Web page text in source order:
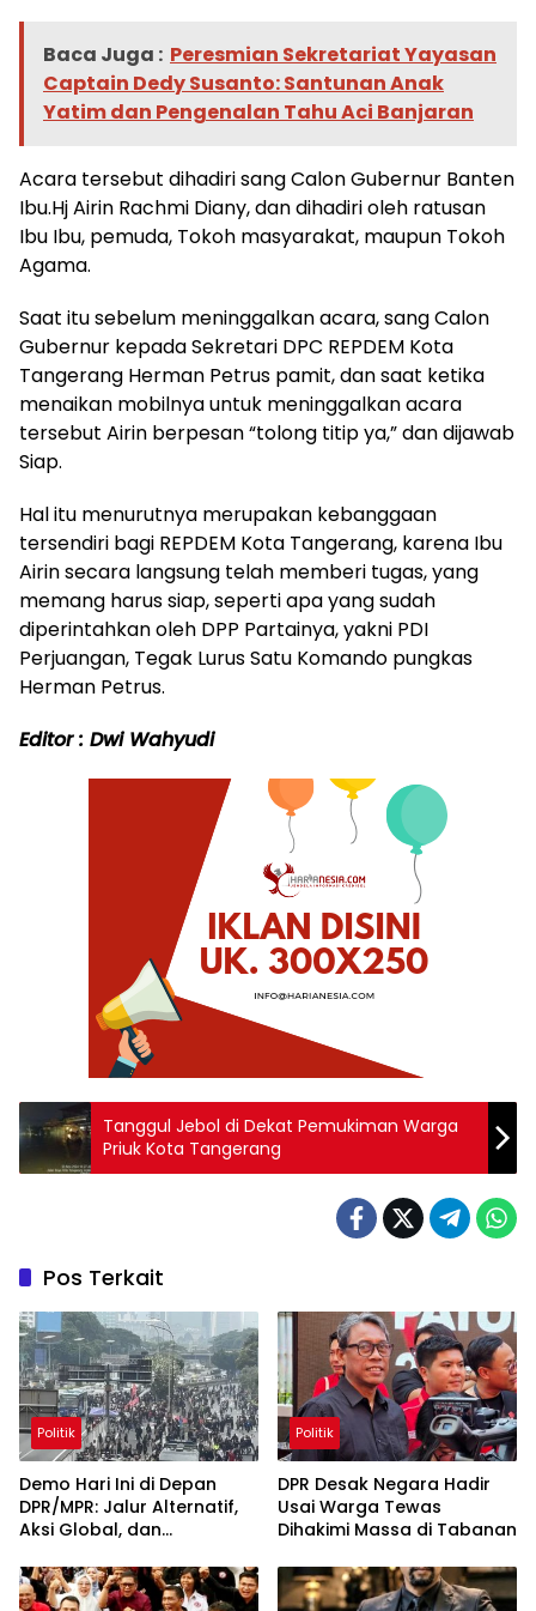
Baca Juga : Peresmian Sekretariat Yayasan
Captain Dedy Susanto: Santunan Anak
Yatim dan Pengenalan Tahu Aci Banjaran
Acara tersebut dihadiri sang Calon Gubernur Banten
Ibu.Hj Airin Rachmi Diany, dan dihadiri oleh ratusan
Ibu Ibu, pemuda, Tokoh masyarakat, maupun Tokoh
Agama.
Saat itu sebelum meninggalkan acara, sang Calon
Gubernur kepada Sekretari DPC REPDEM Kota
Tangerang Herman Petrus pamit, dan saat ketika
menaikan mobilnya untuk meninggalkan acara
tersebut Airin berpesan “tolong titip ya,” dan dijawab
Siap.
Hal itu menurutnya merupakan kebanggaan
tersendiri bagi REPDEM Kota Tangerang, karena Ibu
Airin secara langsung telah memberi tugas, yang
memang harus siap, seperti apa yang sudah
diperintahkan oleh DPP Partainya, yakni PDI
Perjuangan, Tegak Lurus Satu Komando pungkas
Herman Petrus.
Editor : Dwi Wahyudi
Tanggul Jebol di Dekat Pemukiman Warga
Priuk Kota Tangerang
Pos Terkait
Politik
Demo Hari Ini di Depan
DPR/MPR: Jalur Alternatif,
Aksi Global, dan
Agustus 2026
Politik
DPR Desak Negara Hadir
Usai Warga Tewas
Dihakimi Massa di Tabanan